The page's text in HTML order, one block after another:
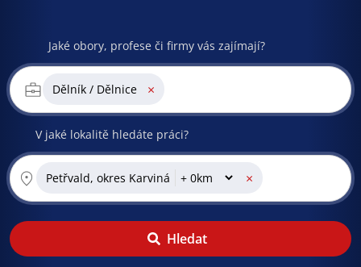
Jaké obory, profese či firmy vás zajímají?
Dělník / Dělnice ×
V jaké lokalitě hledáte práci?
Petřvald, okres Karviná ×
Hledat